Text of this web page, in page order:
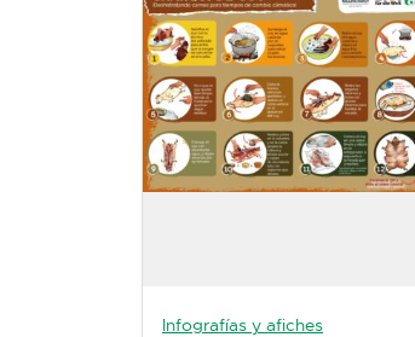
Infografías y afiches